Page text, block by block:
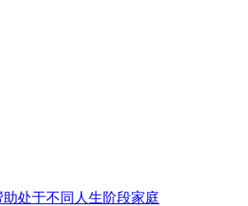
处于不同人生阶段家庭